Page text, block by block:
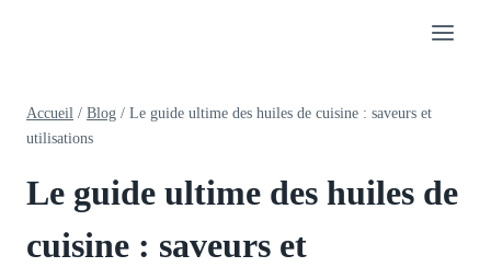
Accueil / Blog / Le guide ultime des huiles de cuisine : saveurs et
utilisations
Le guide ultime des huiles de
cuisine : saveurs et